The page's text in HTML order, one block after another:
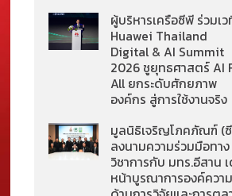
ผู้บริหารเครือซีพี ร่วมเ
Huawei Thailand
Digital & AI Summit
2026 ชูยุทธศาสตร์ AI
All ยกระดับศักยภาพ
องค์กร สู่การใช้งานจริง
มูลนิธิเจริญโภคภัณฑ์ (
ลงนามความร่วมมือทาง
วิชาการกับ มทร.อีสาน
หน้าบูรณาการองค์ควา